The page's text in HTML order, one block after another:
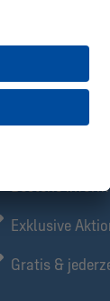
früh, für
Bestens
Exklusive
Gratis &